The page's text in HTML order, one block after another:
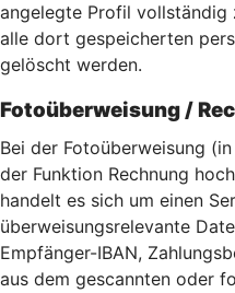
angelegte Profil vollständig
alle dort gespeicherten
gelöscht werden.
Fotoüberweisung /
Bei der Fotoüberweisung
der Funktion Rechnung
handelt es sich um einen
überweisungsrelevante
Empfänger-IBAN,
aus dem gescannten oder